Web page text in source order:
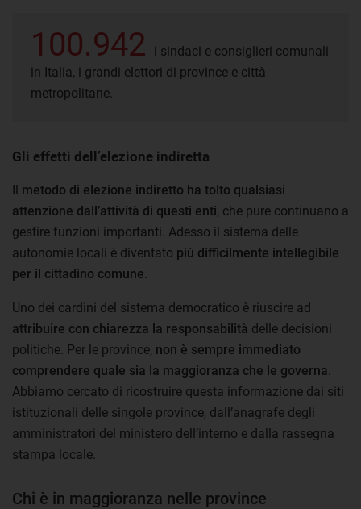
100.942
i sindaci e consiglieri comunali
in Italia, i grandi elettori di province e città
metropolitane.
Gli effetti dell’elezione indiretta
Il metodo di elezione indiretto ha tolto qualsiasi
attenzione dall’attività di questi enti, che pure continuano a
gestire funzioni importanti. Adesso il sistema delle
autonomie locali è diventato più difficilmente intellegibile
per il cittadino comune.
Uno dei cardini del sistema democratico è riuscire ad
attribuire con chiarezza la responsabilità delle decisioni
politiche. Per le province, non è sempre immediato
comprendere quale sia la maggioranza che le governa.
Abbiamo cercato di ricostruire questa informazione dai siti
istituzionali delle singole province, dall’anagrafe degli
amministratori del ministero dell’interno e dalla rassegna
stampa locale.
Chi è in maggioranza nelle province